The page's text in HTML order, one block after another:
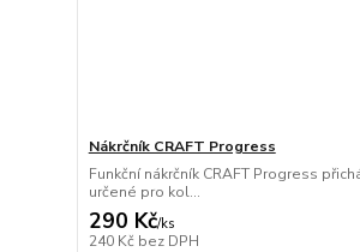
Nákrčník CRAFT Progress
Funkční nákrčník CRAFT Progress
určené pro kol...
290 Kč/ks
240 Kč bez DPH